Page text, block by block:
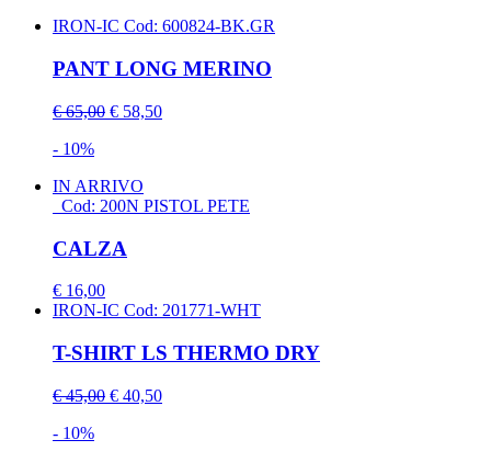
IRON-IC Cod: 600824-BK.GR
PANT LONG MERINO
€ 65,00 € 58,50
- 10%
IN ARRIVO
Cod: 200N PISTOL PETE
CALZA
€ 16,00
IRON-IC Cod: 201771-WHT
T-SHIRT LS THERMO DRY
€ 45,00 € 40,50
- 10%